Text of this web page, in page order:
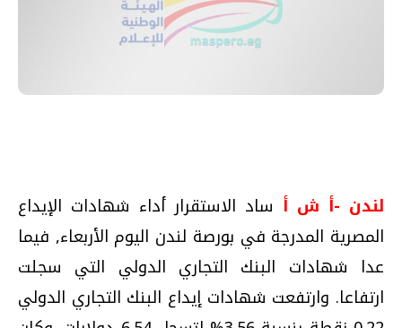
لندن -أ ش أ ساد الاستقرار أداء شهادات الإيداع
المصرية المدرجة في بورصة لندن اليوم الأربعاء, فيما
عدا شهادات البنك التجاري الدولي التي سجلت
ارتفاعا. وارتفعت شهادات إيداع البنك التجاري الدولي